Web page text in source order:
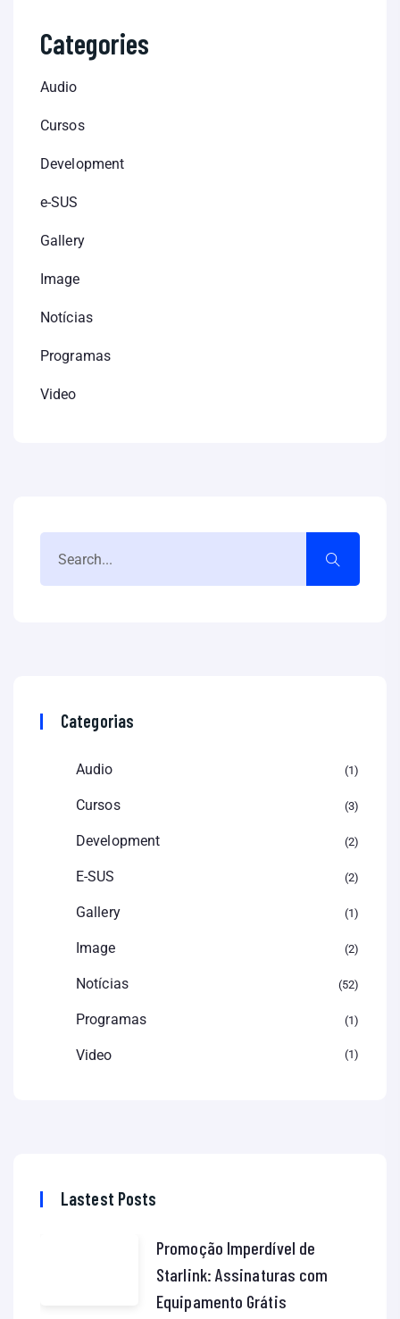
Categories
Audio
Cursos
Development
e-SUS
Gallery
Image
Notícias
Programas
Video
Categorias
Audio 1
Cursos 3
Development 2
E-SUS 2
Gallery 1
Image 2
Notícias 52
Programas 1
Video 1
Lastest Posts
Promoção Imperdível de
Starlink: Assinaturas com
Equipamento Grátis